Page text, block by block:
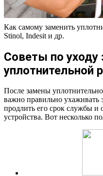
Как самому заменить
Stinol, Indesit и др.
Советы по уходу
уплотнительной
После замены
важно правильно
продлить его срок службы и
устройства. Вот несколько